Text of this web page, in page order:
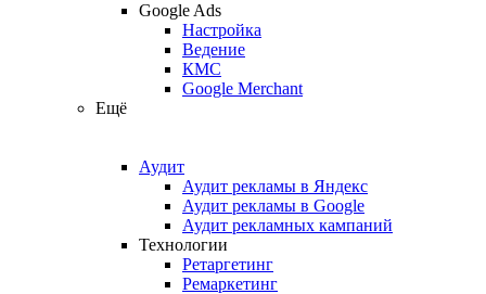
Google Ads
Настройка
Ведение
КМС
Google Merchant
Ещё
Аудит
Аудит рекламы в Яндекс
Аудит рекламы в Google
Аудит рекламных кампаний
Технологии
Ретаргетинг
Ремаркетинг